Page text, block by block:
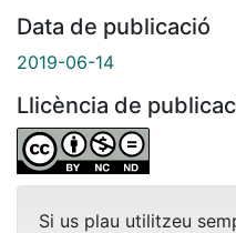
Data de publicació
2019-06-14
Llicència de
Si us plau utilitzeu